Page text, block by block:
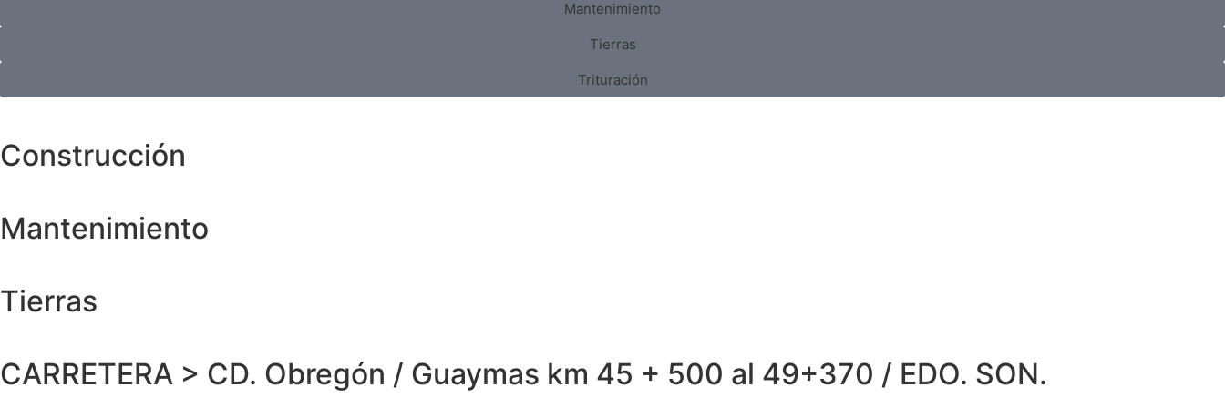
Mantenimiento
Tierras
Trituración
Construcción
Mantenimiento
Tierras
CARRETERA > CD. Obregón / Guaymas km 45 + 500 al 49+370 / EDO. SON.